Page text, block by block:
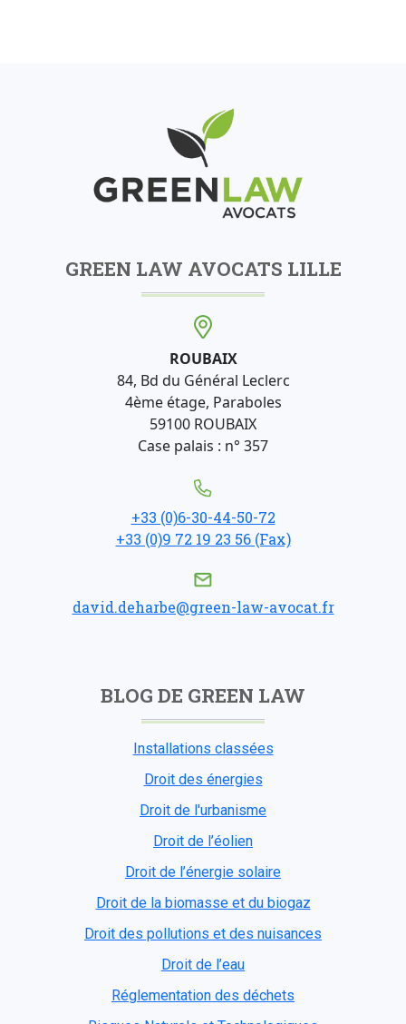
GREEN LAW AVOCATS LILLE
ROUBAIX
84, Bd du Général Leclerc
4ème étage, Paraboles
59100 ROUBAIX
Case palais : n° 357
+33 (0)6-30-44-50-72
+33 (0)9 72 19 23 56 (Fax)
david.deharbe@green-law-avocat.fr
BLOG DE GREEN LAW
Installations classées
Droit des énergies
Droit de l'urbanisme
Droit de l’éolien
Droit de l’énergie solaire
Droit de la biomasse et du biogaz
Droit des pollutions et des nuisances
Droit de l’eau
Réglementation des déchets